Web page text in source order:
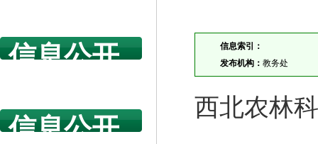
信息公开
信息公开
信息索引：
发布机构：教务处
西北农林